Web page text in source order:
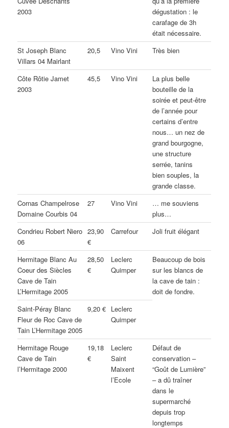
2003
dégustation : le
carafage de 3h
était nécessaire.
St Joseph Blanc
Villars 04 Mairlant
20,5 Vino Vini Très bien
Côte Rôtie Jamet
2003
45,5 Vino Vini
La plus belle
bouteille de la
soirée et peut-être
de l’année pour
certains d’entre
nous… un nez de
grand bourgogne,
une structure
serrée, tanins
bien souples, la
grande classe.
Cornas Champelrose
Domaine Courbis 04
27 Vino Vini
… me souviens
plus…
Condrieu Robert Niero
06
23,90
€
Carrefour Joli fruit élégant
Hermitage Blanc Au
Coeur des Siècles
Cave de Tain
L’Hermitage 2005
28,50
€
Leclerc
Quimper
Beaucoup de bois
sur les blancs de
la cave de tain :
doit de fondre.
Saint-Péray Blanc
Fleur de Roc Cave de
Tain L’Hermitage 2005
9,20 € Leclerc
Quimper
Hermitage Rouge
Cave de Tain
l’Hermitage 2000
19,18
€
Leclerc
Saint
Maixent
l’Ecole
Défaut de
conservation –
“Goût de Lumière”
– a dû traîner
dans le
supermarché
depuis trop
longtemps